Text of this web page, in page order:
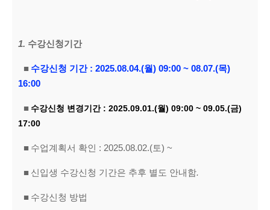
1. 수강신청기간
■ 수강신청 기간: 2025.08.04.(월) 09:00 ~ 08.07.(목)
16:00
■ 수강신청 변경기간: 2025.09.01.(월) 09:00 ~ 09.05.(금)
17:00
■ 수업계획서 확인 : 2025.08.02.(토) ~
■ 신입생 수강신청 기간은 추후 별도 안내함.
■ 수강신청 방법